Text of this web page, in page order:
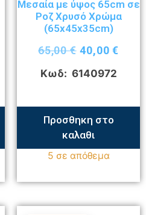
Μεσαία με ύψος 65cm σε
Ροζ Χρυσό Χρώμα
(65x45x35cm)
65,00€ 40,00€
Κωδ: 6140972
Προσθηκη στο
καλαθι
5 σε απόθεμα